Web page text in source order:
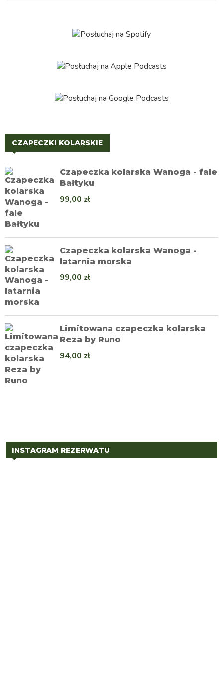
CZAPECZKI KOLARSKIE
Czapeczka kolarska Wanoga - fale
Bałtyku
99,00 zł
Czapeczka kolarska Wanoga -
latarnia morska
99,00 zł
Limitowana czapeczka kolarska
Reza by Runo
94,00 zł
INSTAGRAM REZERWATU